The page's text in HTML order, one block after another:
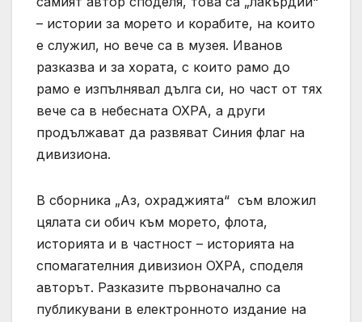
– истории за морето и корабите, на които
е служил, но вече са в музея. Иванов
разказва и за хората, с които рамо до
рамо е изпълнявал дълга си, но част от тях
вече са в небесната ОХРА, а други
продължават да развяват Синия флаг на
дивизиона.
В сборника „Аз, охраджията“ съм вложил
цялата си обич към морето, флота,
историята и в частност – историята на
спомагателния дивизион ОХРА, споделя
авторът. Разказите първоначално са
публикувани в електронното издание на